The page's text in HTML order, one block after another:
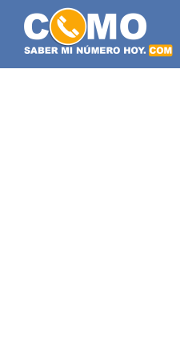
Saltar
contenido